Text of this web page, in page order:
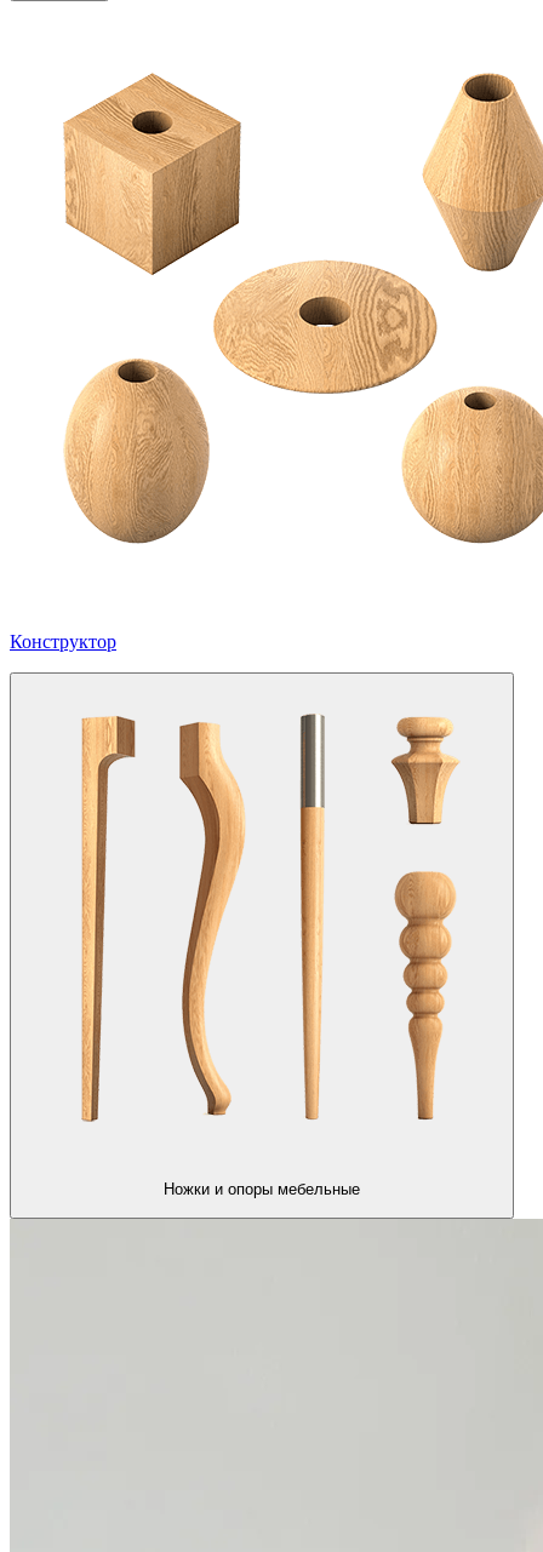
Конструктор
Ножки и опоры мебельные